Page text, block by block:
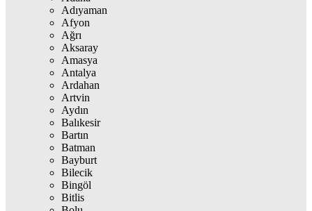
Adıyaman
Afyon
Ağrı
Aksaray
Amasya
Antalya
Ardahan
Artvin
Aydın
Balıkesir
Bartın
Batman
Bayburt
Bilecik
Bingöl
Bitlis